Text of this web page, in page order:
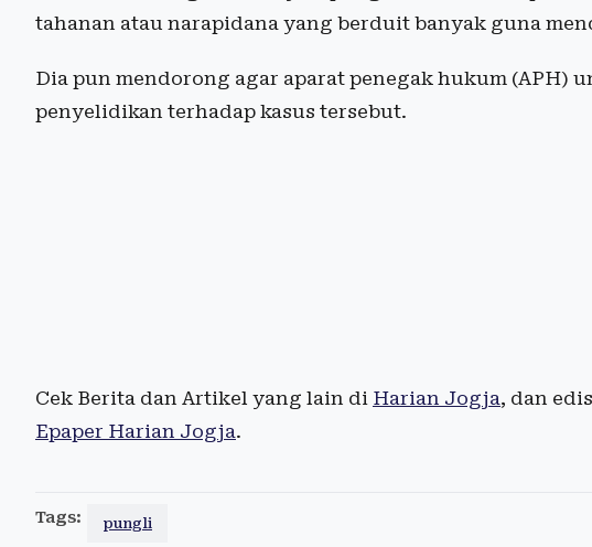
tahanan atau narapidana yang berduit banyak guna
Dia pun mendorong agar aparat penegak hukum (APH)
penyelidikan terhadap kasus tersebut.
Cek Berita dan Artikel yang lain di Harian Jogja, dan
Epaper Harian Jogja.
Tags: pungli